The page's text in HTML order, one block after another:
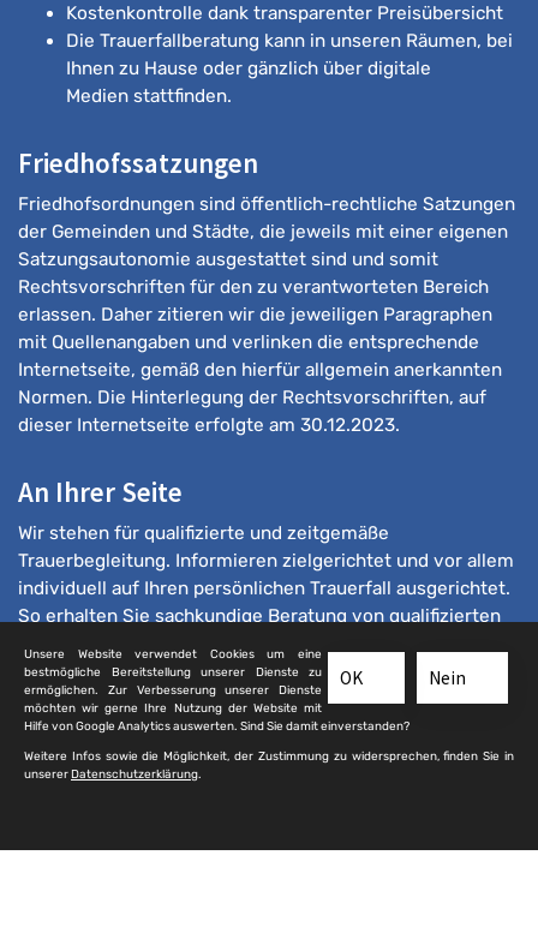
Kostenkontrolle dank transparenter Preisübersicht
Die Trauerfallberatung kann in unseren Räumen, bei
Ihnen zu Hause oder gänzlich über digitale
Medien stattfinden.
Friedhofssatzungen
Friedhofsordnungen sind öffentlich-rechtliche Satzungen
der Gemeinden und Städte, die jeweils mit einer eigenen
Satzungsautonomie ausgestattet sind und somit
Rechtsvorschriften für den zu verantworteten Bereich
erlassen. Daher zitieren wir die jeweiligen Paragraphen
mit Quellenangaben und verlinken die entsprechende
Internetseite, gemäß den hierfür allgemein anerkannten
Normen. Die Hinterlegung der Rechtsvorschriften, auf
dieser Internetseite erfolgte am 30.12.2023.
An Ihrer Seite
Wir stehen für qualifizierte und zeitgemäße
Trauerbegleitung. Informieren zielgerichtet und vor allem
individuell auf Ihren persönlichen Trauerfall ausgerichtet.
So erhalten Sie sachkundige Beratung von qualifizierten
Nein
OK
Unsere Website verwendet Cookies um eine
bestmögliche Bereitstellung unserer Dienste zu
ermöglichen. Zur Verbesserung unserer Dienste
möchten wir gerne Ihre Nutzung der Website mit
Hilfe von Google Analytics auswerten. Sind Sie damit einverstanden?
Weitere Infos sowie die Möglichkeit, der Zustimmung zu widersprechen, finden Sie in
unsererDatenschutzerklärung.